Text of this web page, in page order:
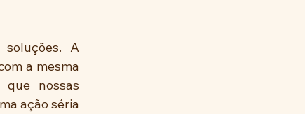
A
a mesma
nossas
ação séria